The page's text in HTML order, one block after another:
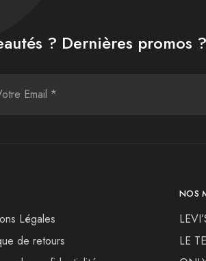
? Dernières promos
Légales
de retours
NOS
LE